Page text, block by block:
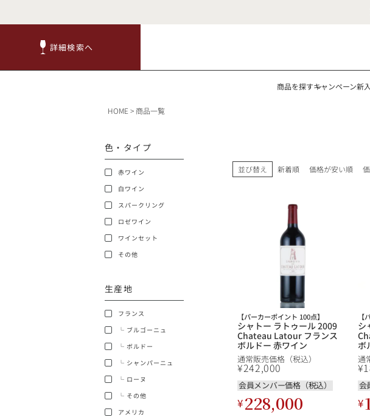
詳細検索へ
商品を探すキャンペーン新
銘柄から探す
HOME 商品一覧
色・タイプ
赤ワイン
白ワイン
スパークリング
ロゼワイン
ワインセット
その他
生産地
フランス
└ ブルゴーニュ
└ ボルドー
└ シャンパーニュ
└ ローヌ
└ その他
アメリカ
並び替え 新着順 価格が安い順
【パーカーポイント 100点】
シャトー ラトゥール 2009
Chateau Latour フランス
ボルドー 赤ワイン
通常販売価格（税込）
¥242,000
会員メンバー価格（税込）
¥228,000
【
シ
ボ
通
¥
会
¥